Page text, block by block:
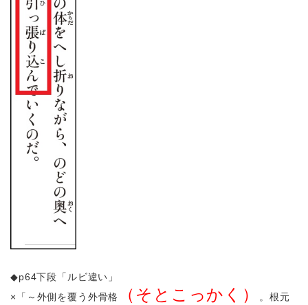
◆p64下段「ルビ違い」
×「～外側を覆う外骨格
（そとこっかく）
。根元